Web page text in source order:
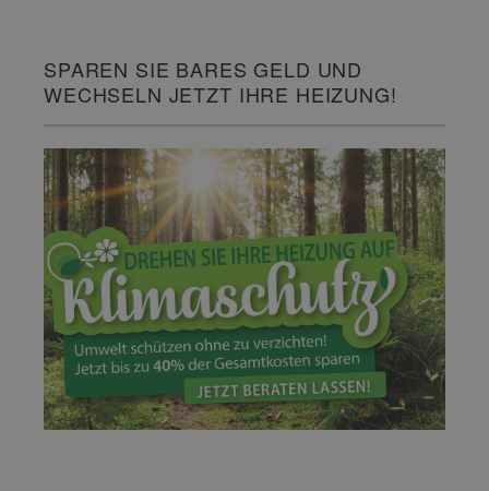
SPAREN SIE BARES GELD UND
WECHSELN JETZT IHRE HEIZUNG!